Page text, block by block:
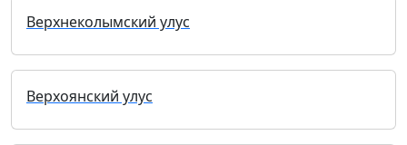
Верхнеколымский улус
Верхоянский улус